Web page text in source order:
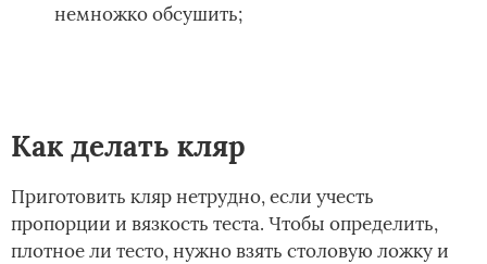
немножко обсушить;
Как делать кляр
Приготовить кляр нетрудно, если учесть
пропорции и вязкость теста. Чтобы определить,
плотное ли тесто, нужно взять столовую ложку и